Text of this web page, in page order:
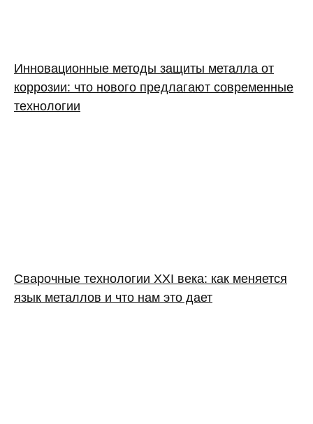
Инновационные методы защиты металла от
коррозии: что нового предлагают современные
технологии
Сварочные технологии XXI века: как меняется
язык металлов и что нам это дает